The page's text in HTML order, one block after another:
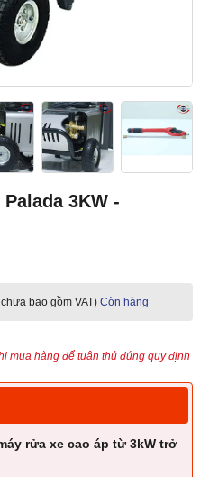
3KW -
bao gồm VAT) Còn hàng
mua hàng để tuân thủ đúng quy định
rửa xe cao áp từ 3kW trở